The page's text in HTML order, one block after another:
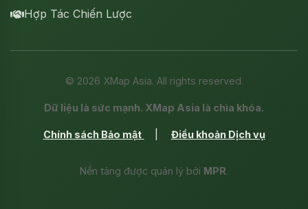
Hợp Tác Chiến Lược
© 2026 XMap Asia. All rights reserved.
Dữ liệu là sức mạnh. XMap Asia là chìa khóa.
Chính sách Bảo mật Điều khoản Dịch vụ
Nền tảng được quản lý bởi MPR.